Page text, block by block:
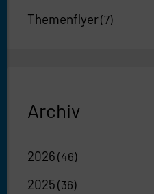
Themenflyer(7)
Archiv
2026 (46)
2025 (36)